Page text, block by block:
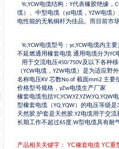
Yc,YCW电缆结构： Y代表橡胶绝缘， C
缆）、中型电缆（yz电缆， YZW电缆
电性能的无氧铜杆为佳品。而目前市
Yc,YCW电缆型号： yc,YCW电缆内主
不延燃通用橡套电缆 通用电缆分为YC
用于交流电压450/750V及以下各种
（YCW电缆， YZW电缆）是为适应野
名称电压KV 芯数No.of 截面mm2 主要
价格型号规格， yZw电缆生产厂家
橡套电缆包括YC,YCW,YZ,YZW,YQ,YQW
型橡套电缆（YQ,YQW）的电压等级是
天然胶,护套是天然胶.YZ电缆用于交流
长期工作不超过65度.W型电缆具有耐
产品相关关键字： YC橡套电缆 YC重